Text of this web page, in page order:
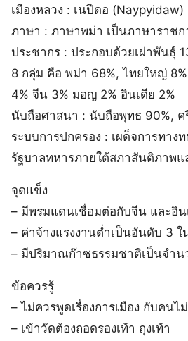
เมืองหลวง : เนปีดอ (Naypyidaw)
ภาษา : ภาษาพม่า เป็นภาษาราชก
ประชากร : ประกอบด้วยเผ่าพันธุ์
8 กลุ่ม คือ พม่า 68%, ไทยใหญ่
4% จีน 3% มอญ 2% อินเดีย 2%
นับถือศาสนา : นับถือพุทธ 90%, ค
ระบบการปกครอง : เผด็จการทาง
รัฐบาลทหารภายใต้สภาสันติภาพ
จุดแข็ง
– มีพรมแดนเชื่อมต่อกับจีน และอิน
– ค่าจ้างแรงงานต่ำเป็นอันดับ 3 ใ
– มีปริมาณก๊าซธรรมชาติเป็นจำน
ข้อควรรู้
– ไม่ควรพูดเรื่องการเมือง กับคนไ
– เข้าวัดต้องถอดรองเท้า ถุงเท้า